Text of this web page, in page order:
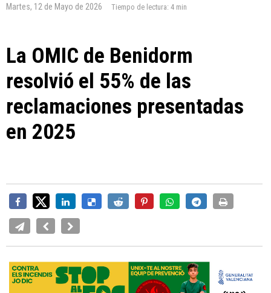
Martes, 12 de Mayo de 2026 Tiempo de lectura: 4 min
La OMIC de Benidorm
resolvió el 55% de las
reclamaciones presentadas
en 2025